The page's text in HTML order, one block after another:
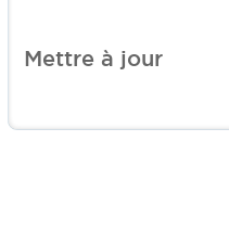
Mettre à jour